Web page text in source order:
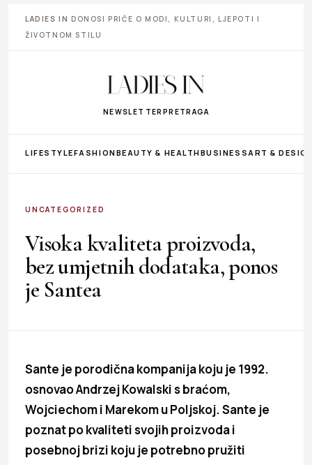
LADIES IN DONOSI PRIČE O MODI, KULTURI, LJEPOTI I
ŽIVOTNOM STILU
NEWSLETTER PRETRAGA
LIFESTYLEFASHIONBEAUTY & HEALTHBUSINESS ART &
UNCATEGORIZED
Visoka kvaliteta proizvoda,
bez umjetnih dodataka, ponos
je Santea
Sante je porodična kompanija koju je 1992.
osnovao Andrzej Kowalski s braćom,
Wojciechom i Marekom u Poljskoj. Sante je
poznat po kvaliteti svojih proizvoda i
posebnoj brizi koju je potrebno pružiti